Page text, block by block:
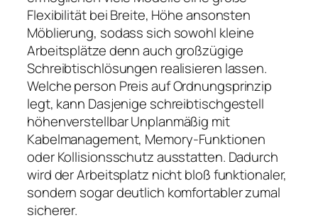
Flexibilität bei Breite, Höhe ansonsten
Möblierung, sodass sich sowohl kleine
Arbeitsplätze denn auch großzügige
Schreibtischlösungen realisieren lassen.
Welche person Preis auf Ordnungsprinzip
legt, kann Dasjenige schreibtischgestell
höhenverstellbar Unplanmäßig mit
Kabelmanagement, Memory-Funktionen
oder Kollisionsschutz ausstatten. Dadurch
wird der Arbeitsplatz nicht bloß funktionaler,
sondern sogar deutlich komfortabler zumal
sicherer.